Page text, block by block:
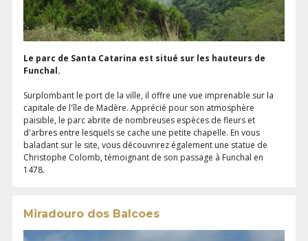
Le parc de Santa Catarina est situé sur les hauteurs de
Funchal.
Surplombant le port de la ville, il offre une vue imprenable sur la
capitale de l'île de Madère. Apprécié pour son atmosphère
paisible, le parc abrite de nombreuses espèces de fleurs et
d'arbres entre lesquels se cache une petite chapelle. En vous
baladant sur le site, vous découvrirez également une statue de
Christophe Colomb, témoignant de son passage à Funchal en
1478.
Miradouro dos Balcoes